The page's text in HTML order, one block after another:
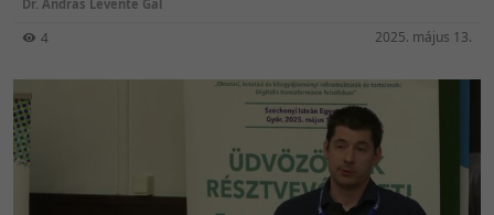
Dr. András Levente Gál
4 2025. május 13.